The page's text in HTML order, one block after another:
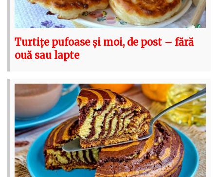
Turtițe pufoase și moi, de post – fără
ouă sau lapte